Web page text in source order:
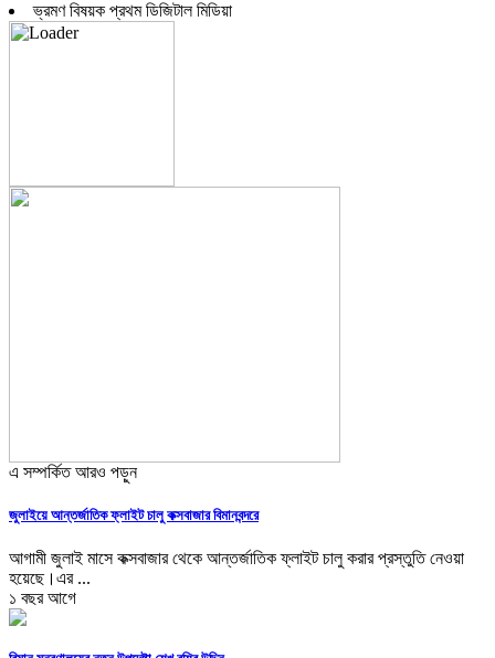
ভ্রমণ বিষয়ক প্রথম ডিজিটাল মিডিয়া
এ সম্পর্কিত আরও পড়ুন
জুলাইয়ে আন্তর্জাতিক ফ্লাইট চালু কক্সবাজার বিমানবন্দরে
আগামী জুলাই মাসে কক্সবাজার থেকে আন্তর্জাতিক ফ্লাইট চালু করার প্রস্তুতি নেওয়া
হয়েছে।এর ...
১ বছর আগে